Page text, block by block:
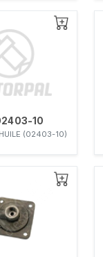
10
(02403-10)